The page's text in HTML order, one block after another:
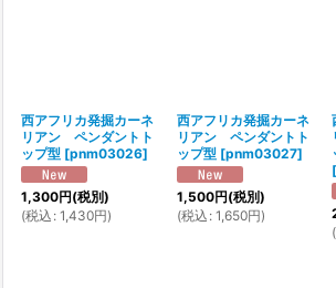
西アフリカ発掘カーネ
リアン ペンダントト
ップ型 [pnm03026]
1,300円(税別)
(税込 : 1,430円)
西アフリカ発掘カーネ
リアン ペンダントト
ップ型 [pnm03027]
1,500円(税別)
(税込 : 1,650円)
(